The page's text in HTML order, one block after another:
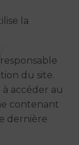
la
du site.
à accéder au
contenant
dernière